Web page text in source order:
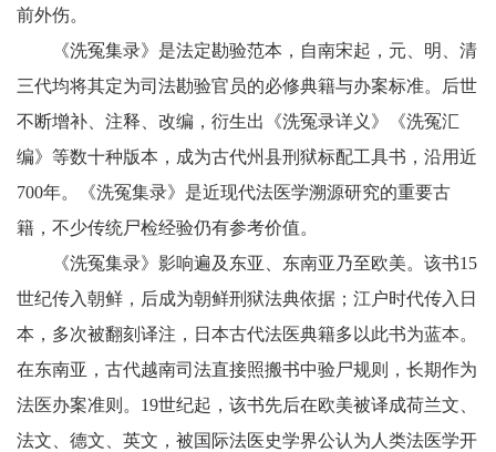
前外伤。
《洗冤集录》是法定勘验范本，自南宋起，元、明、清
三代均将其定为司法勘验官员的必修典籍与办案标准。后世
不断增补、注释、改编，衍生出《洗冤录详义》《洗冤汇
编》等数十种版本，成为古代州县刑狱标配工具书，沿用近
700年。《洗冤集录》是近现代法医学溯源研究的重要古
籍，不少传统尸检经验仍有参考价值。
《洗冤集录》影响遍及东亚、东南亚乃至欧美。该书15
世纪传入朝鲜，后成为朝鲜刑狱法典依据；江户时代传入日
本，多次被翻刻译注，日本古代法医典籍多以此书为蓝本。
在东南亚，古代越南司法直接照搬书中验尸规则，长期作为
法医办案准则。19世纪起，该书先后在欧美被译成荷兰文、
法文、德文、英文，被国际法医史学界公认为人类法医学开